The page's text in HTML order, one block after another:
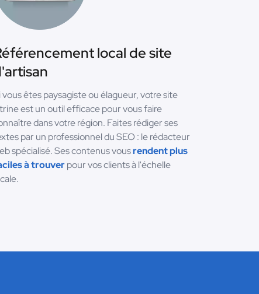
local de site
vous êtes paysagiste ou élagueur, votre site
est un outil efficace pour vous faire
dans votre région. Faites rédiger ses
par un professionnel du SEO : le rédacteur
spécialisé. Ses contenus vousrendent plus
à trouverpour vos clients à l'échelle